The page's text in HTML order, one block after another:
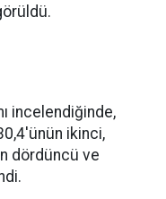
incelendiğinde,
ikinci,
dördüncü ve